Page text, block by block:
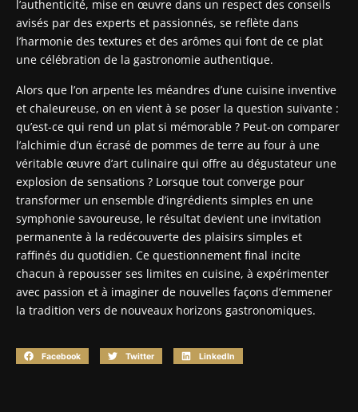
l’authenticité, mise en œuvre dans un respect des conseils
avisés par des experts et passionnés, se reflète dans
l’harmonie des textures et des arômes qui font de ce plat
une célébration de la gastronomie authentique.
Alors que l’on arpente les méandres d’une cuisine inventive
et chaleureuse, on en vient à se poser la question suivante :
qu’est-ce qui rend un plat si mémorable ? Peut-on comparer
l’alchimie d’un écrasé de pommes de terre au four à une
véritable œuvre d’art culinaire qui offre au dégustateur une
explosion de sensations ? Lorsque tout converge pour
transformer un ensemble d’ingrédients simples en une
symphonie savoureuse, le résultat devient une invitation
permanente à la redécouverte des plaisirs simples et
raffinés du quotidien. Ce questionnement final incite
chacun à repousser ses limites en cuisine, à expérimenter
avec passion et à imaginer de nouvelles façons d’emmener
la tradition vers de nouveaux horizons gastronomiques.
Facebook Twitter LinkedIn